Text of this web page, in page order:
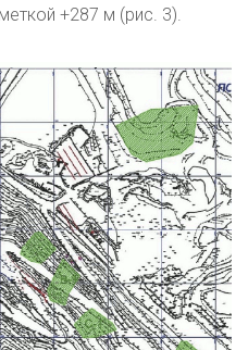
+287 м (рис. 3).